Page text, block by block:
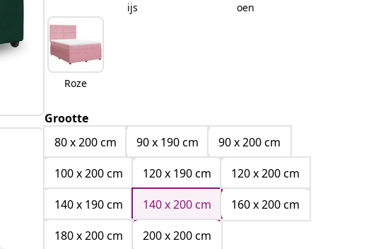
ijs
oen
Roze
Grootte
80 x 200 cm
90 x 190 cm
90 x 200 cm
100 x 200 cm
120 x 190 cm
120 x 200 cm
140 x 190 cm
140 x 200 cm
160 x 200 cm
180 x 200 cm
200 x 200 cm